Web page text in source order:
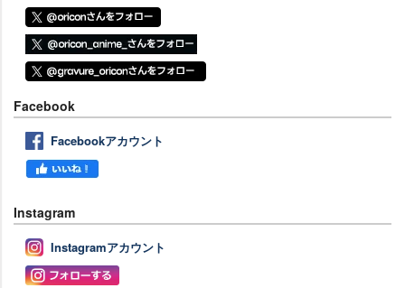
Facebook
Facebookアカウント
Instagram
Instagramアカウント